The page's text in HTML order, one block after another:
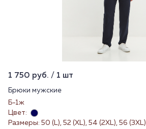
1 750 руб. / 1 шт
Брюки мужские
Б-1ж
Цвет:
Размеры: 50 (L), 52 (XL), 54 (2XL), 56 (3XL)